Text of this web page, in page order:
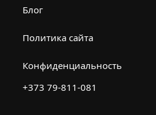
Блог
Политика сайта
Конфиденциальность
+373 79-811-081